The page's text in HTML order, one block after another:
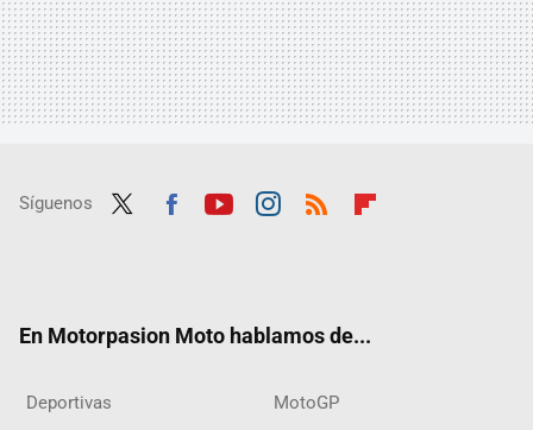
Síguenos
En Motorpasion Moto hablamos de...
Deportivas MotoGP